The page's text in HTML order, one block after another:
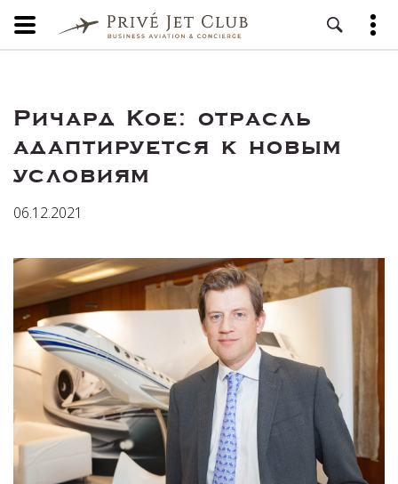
Ричард Кое: отрасль
адаптируется к новым
условиям
06.12.2021